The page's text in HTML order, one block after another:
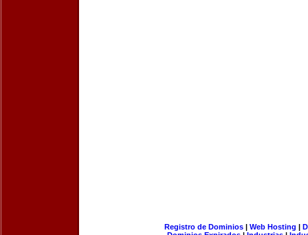
Registro de Dominios| Web Hosting |